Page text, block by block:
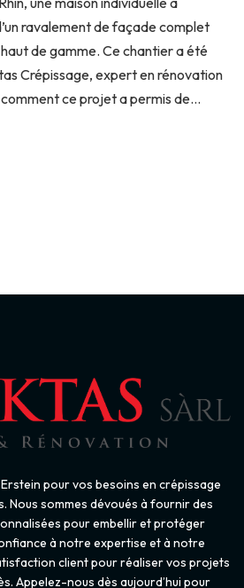
ravalement de façade complet
de gamme. Ce chantier a été
Crépissage, expert en rénovation
ce projet a permis de...
pour vos besoins en crépissage
Nous sommes dévoués à fournir des
pour embellir et protéger
à notre expertise et à notre
client pour réaliser vos projets
Appelez-nous dès aujourd’hui pour